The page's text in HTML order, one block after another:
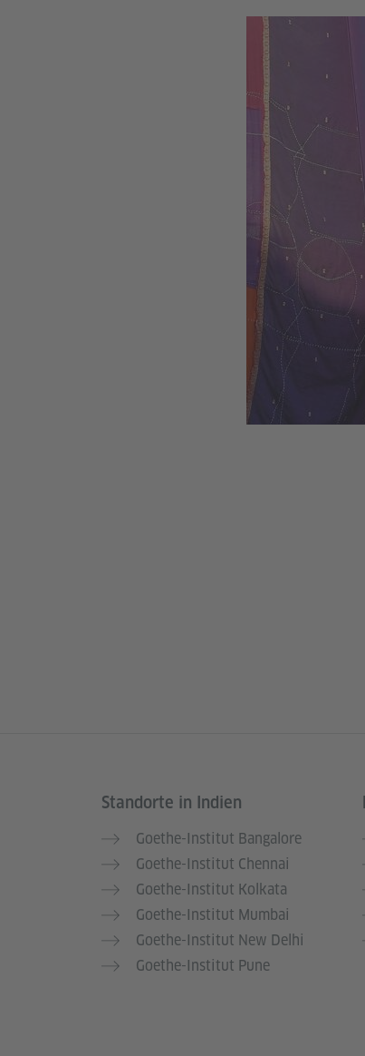
Service- und Informationsbereich
Standorte in Indien
Goethe-Institut Bangalore
Goethe-Institut Chennai
Goethe-Institut Kolkata
Goethe-Institut Mumbai
Goethe-Institut New Delhi
Goethe-Institut Pune